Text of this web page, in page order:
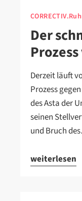
Der
Derzeit läuft
Prozess
des Asta der
seinen
und Bruch
weiterlesen